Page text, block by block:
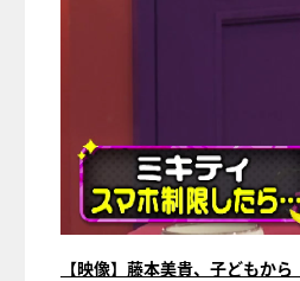
【映像】藤本美貴、子どもか